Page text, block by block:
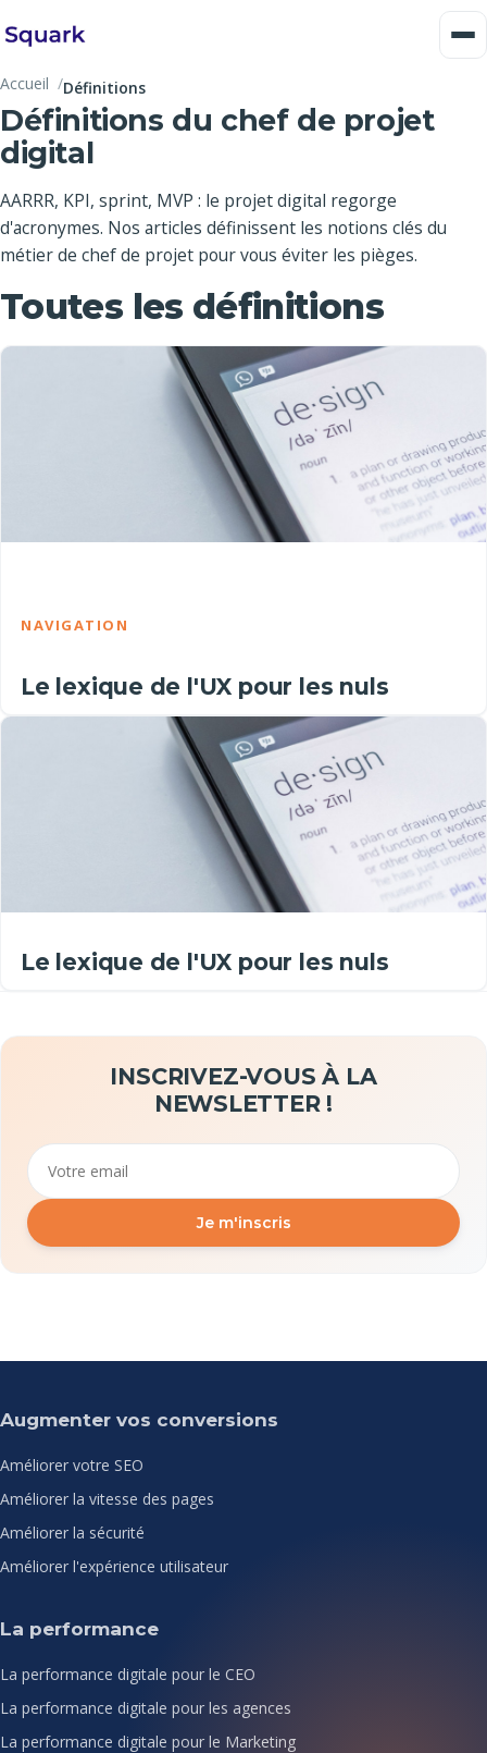
Accueil Définitions
Définitions du chef de projet
digital
AARRR, KPI, sprint, MVP : le projet digital regorge
d'acronymes. Nos articles définissent les notions clés du
métier de chef de projet pour vous éviter les pièges.
Toutes les définitions
NAVIGATION
Le lexique de l'UX pour les nuls
Le lexique de l'UX pour les nuls
INSCRIVEZ-VOUS À LA
NEWSLETTER !
Email
Je m'inscris
Augmenter vos conversions
Améliorer votre SEO
Améliorer la vitesse des pages
Améliorer la sécurité
Améliorer l'expérience utilisateur
La performance
La performance digitale pour le CEO
La performance digitale pour les agences
La performance digitale pour le Marketing